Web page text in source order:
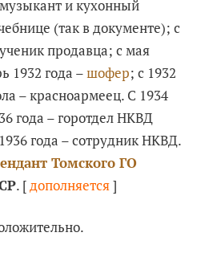
и кухонный
(так в документе); с
продавца; с мая
1932 года –шофер; с 1932
– красноармеец. С 1934
года – горотдел НКВД
года – сотрудник НКВД.
Томского ГО
. [дополняется]